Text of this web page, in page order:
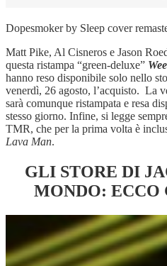
Dopesmoker by Sleep cover
Matt Pike, Al Cisneros e Jason
questa ristampa “green-deluxe”
hanno reso disponibile solo nello
venerdì, 26 agosto, l’acquisto. La
sarà comunque ristampata e resa
stesso giorno. Infine, si legge
TMR, che per la prima volta è
Lava Man.
GLI STORE DI
MONDO: